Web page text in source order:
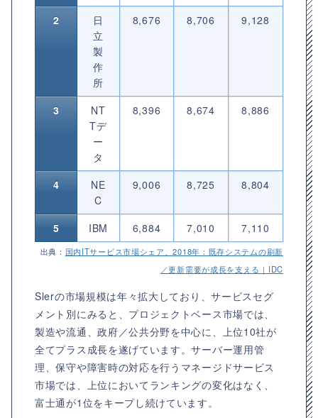
2
日
立
製
作
所
8,676 8,706 9,128
3
NT
Tデ
ー
タ
8,396 8,674 8,886
4
NE
C
9,006 8,725 8,804
5 IBM 6,884 7,010 7,110
出典： 国内ITサービス市場シェア、2018年：既存システムの刷新
／更新需要が成長を支える｜IDC
Slerの市場規模は年々拡大しており、サービスセグ
メント別にみると、プロジェクトベース市場では、
製造や流通、政府／公共分野を中心に、上位10社が
全てプラス成長を遂げています。サーバー運用管
理、保守や障害時の対応を行うマネージドサービス
市場では、上位においてランキングの変化はなく、
富士通が1位をキープし続けています。